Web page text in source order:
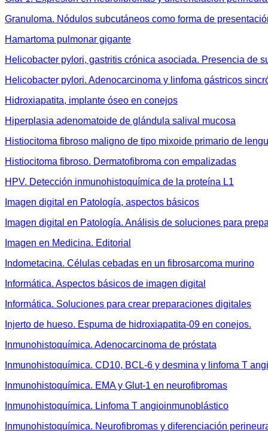
Granuloma. Nódulos subcutáneos como forma de
Hamartoma pulmonar gigante
Helicobacter pylori, gastritis crónica asociada. Presencia de
Helicobacter pylori. Adenocarcinoma y linfoma gástricos
Hidroxiapatita, implante óseo en conejos
Hiperplasia adenomatoide de glándula salival mucosa
Histiocitoma fibroso maligno de tipo mixoide primario de
Histiocitoma fibroso. Dermatofibroma con empalizadas
HPV. Detección inmunohistoquímica de la proteína L1
Imagen digital en Patología, aspectos básicos
Imagen digital en Patología. Análisis de soluciones para
Imagen en Medicina. Editorial
Indometacina. Células cebadas en un fibrosarcoma murino
Informática. Aspectos básicos de imagen digital
Informática. Soluciones para crear preparaciones digitales
Injerto de hueso. Espuma de hidroxiapatita-09 en conejos.
Inmunohistoquímica. Adenocarcinoma de próstata
Inmunohistoquímica. CD10, BCL-6 y desmina y linfoma T
Inmunohistoquímica. EMA y Glut-1 en neurofibromas
Inmunohistoquímica. Linfoma T angioinmunoblástico
Inmunohistoquímica. Neurofibromas y diferenciación